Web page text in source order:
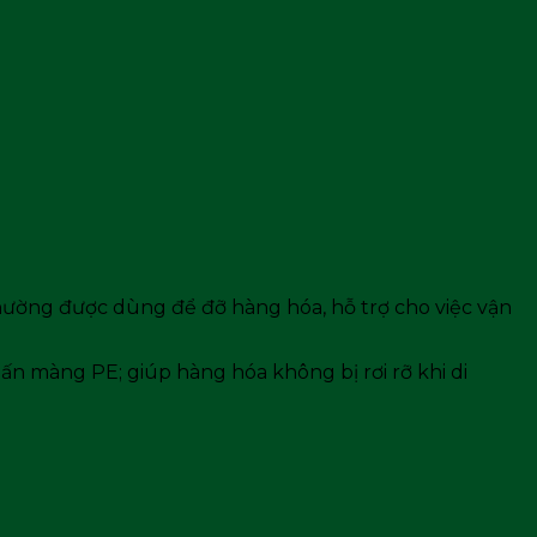
được dùng để đỡ hàng hóa, hỗ trợ cho việc vận
màng PE; giúp hàng hóa không bị rơi rỡ khi di